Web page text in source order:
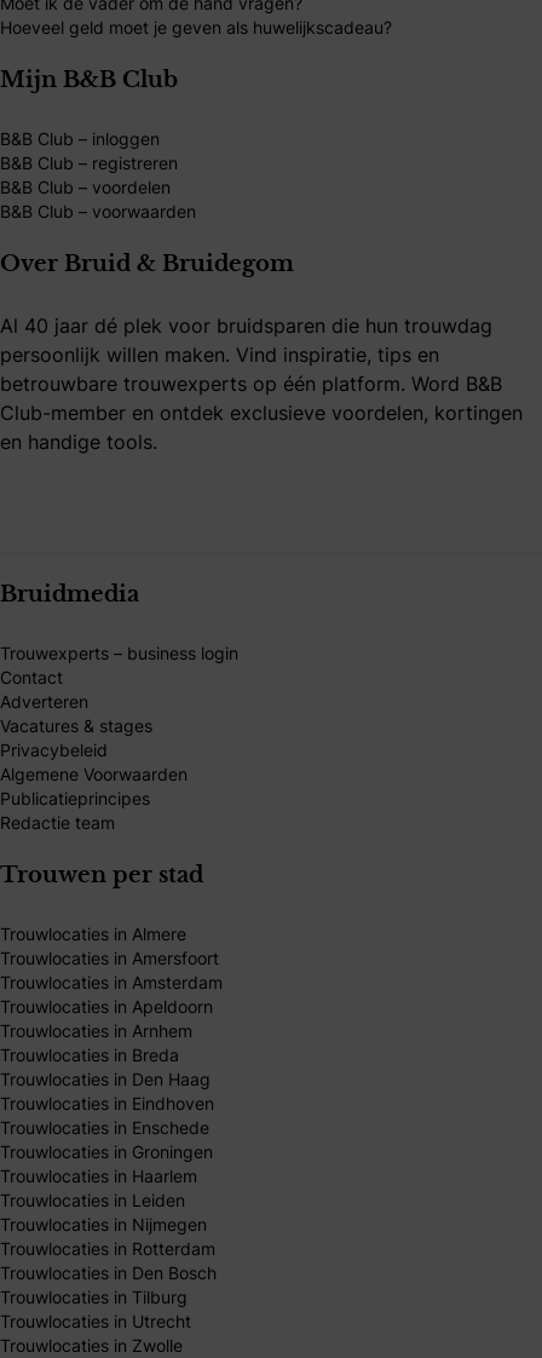
Hoeveel geld moet je geven als huwelijkscadeau?
Mijn B&B Club
B&B Club – inloggen
B&B Club – registreren
B&B Club – voordelen
B&B Club – voorwaarden
Over Bruid & Bruidegom
Al 40 jaar dé plek voor bruidsparen die hun trouwdag
persoonlijk willen maken. Vind inspiratie, tips en
betrouwbare trouwexperts op één platform. Word B&B
Club-member en ontdek exclusieve voordelen, kortingen
en handige tools.
Bruidmedia
Trouwexperts – business login
Contact
Adverteren
Vacatures & stages
Privacybeleid
Algemene Voorwaarden
Publicatieprincipes
Redactie team
Trouwen per stad
Trouwlocaties in Almere
Trouwlocaties in Amersfoort
Trouwlocaties in Amsterdam
Trouwlocaties in Apeldoorn
Trouwlocaties in Arnhem
Trouwlocaties in Breda
Trouwlocaties in Den Haag
Trouwlocaties in Eindhoven
Trouwlocaties in Enschede
Trouwlocaties in Groningen
Trouwlocaties in Haarlem
Trouwlocaties in Leiden
Trouwlocaties in Nijmegen
Trouwlocaties in Rotterdam
Trouwlocaties in Den Bosch
Trouwlocaties in Tilburg
Trouwlocaties in Utrecht
Trouwlocaties in Zwolle